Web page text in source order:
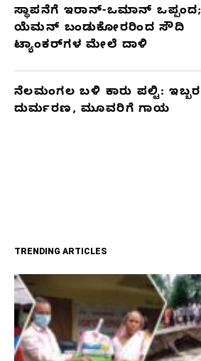
ಸ್ಥಾಪನೆಗೆ ಇರಾನ್-ಒಮಾನ್ ಒಪ್ಪಂದ;
ಯೆಮನ್ ಬಂಡುಕೋರರಿಂದ ಸೌದಿ
ಟ್ಯಾಂಕರ್‌ಗಳ ಮೇಲೆ ದಾಳಿ
ನೆಲಮಂಗಲ ಬಳಿ ಕಾರು ಪಲ್ಟಿ: ಇಬ್ಬರ
ದುರ್ಮರಣ, ಮೂವರಿಗೆ ಗಾಯ
TRENDING ARTICLES